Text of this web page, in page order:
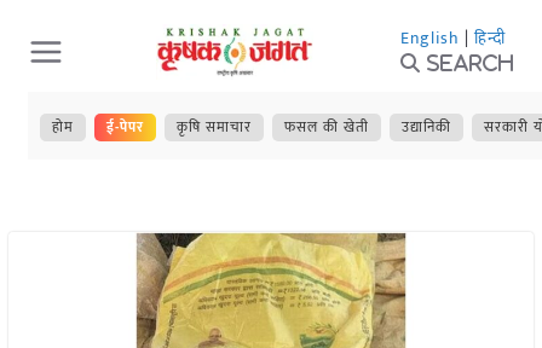
Skip
to
content
English | हिन्दी
Search
होम ई-पेपर कृषि समाचार फसल की खेती उद्यानिकी सरकारी